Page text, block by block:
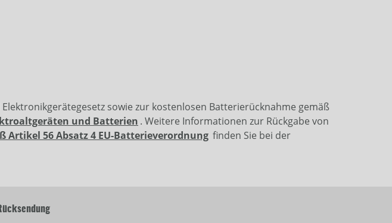
sowie zur kostenlosen Batterierücknahme gemäß
und Batterien . Weitere Informationen zur Rückgabe von
Artikel 56 Absatz 4 EU-Batterieverordnung finden Sie bei der